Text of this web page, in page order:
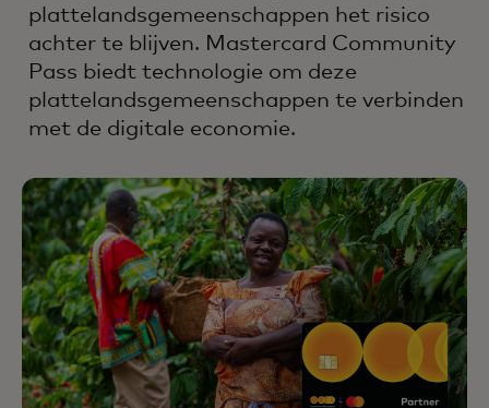
plattelandsgemeenschappen het risico
achter te blijven. Mastercard Community
Pass biedt technologie om deze
plattelandsgemeenschappen te verbinden
met de digitale economie.